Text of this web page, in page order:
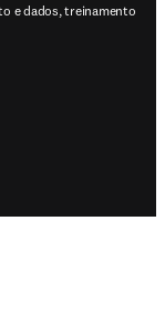
e dados, treinamento